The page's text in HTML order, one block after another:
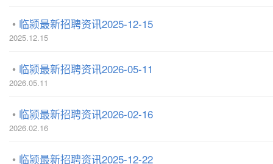
临颍最新招聘资讯2025-12-15
2025.12.15
临颍最新招聘资讯2026-05-11
2026.05.11
临颍最新招聘资讯2026-02-16
2026.02.16
临颍最新招聘资讯2025-12-22